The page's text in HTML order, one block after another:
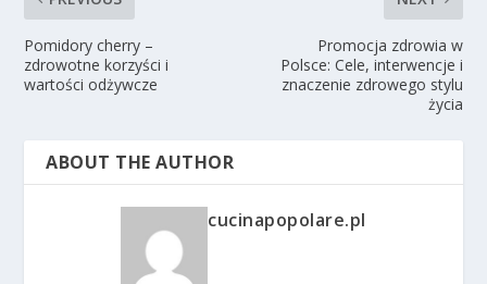
Pomidory cherry –
zdrowotne korzyści i
wartości odżywcze
Promocja zdrowia w
Polsce: Cele, interwencje i
znaczenie zdrowego stylu
życia
ABOUT THE AUTHOR
cucinapopolare.pl